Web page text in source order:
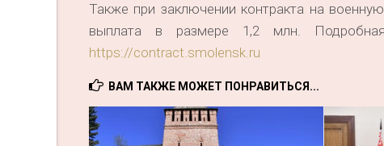
Также при заключении контракта на
выплата в размере 1,2 млн.
https://contract.smolensk.ru
ВАМ ТАКЖЕ МОЖЕТ ПОНРАВИТЬСЯ...